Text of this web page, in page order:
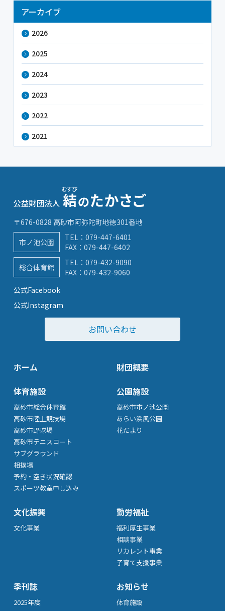
アーカイブ
2026
2025
2024
2023
2022
2021
〒676-0828 高砂市阿弥陀町地徳301番地
市ノ池公園
TEL： 079-447-6401
FAX：079-447-6402
総合体育館
TEL： 079-432-9090
FAX：079-432-9060
公式Facebook
公式Instagram
お問い合わせ
ホーム
財団概要
体育施設
高砂市総合体育館
高砂市陸上競技場
高砂市野球場
高砂市テニスコート
サブグラウンド
相撲場
予約・空き状況確認
スポーツ教室申し込み
公園施設
高砂市市ノ池公園
あらい浜風公園
花だより
文化振興
文化事業
勤労福祉
福利厚生事業
相談事業
リカレント事業
子育て支援事業
季刊誌
2025年度
お知らせ
体育施設